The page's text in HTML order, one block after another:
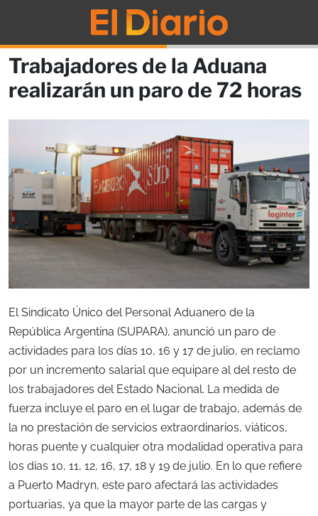
Trabajadores de la Aduana
realizarán un paro de 72 horas
El Sindicato Único del Personal Aduanero de la
República Argentina (SUPARA), anunció un paro de
actividades para los días 10, 16 y 17 de julio, en reclamo
por un incremento salarial que equipare al del resto de
los trabajadores del Estado Nacional. La medida de
fuerza incluye el paro en el lugar de trabajo, además de
la no prestación de servicios extraordinarios, viáticos,
horas puente y cualquier otra modalidad operativa para
los días 10, 11, 12, 16, 17, 18 y 19 de julio. En lo que refiere
a Puerto Madryn, este paro afectará las actividades
portuarias, ya que la mayor parte de las cargas y